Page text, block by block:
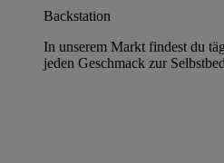
Backstation
In unserem Markt findest du
jeden Geschmack zur